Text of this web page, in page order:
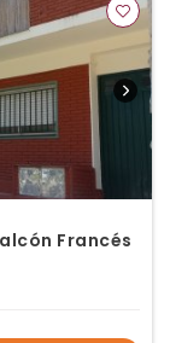
Francés